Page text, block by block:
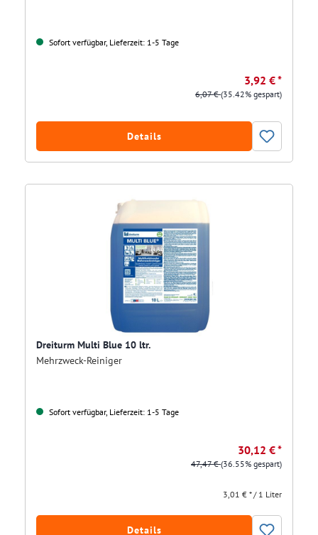
Sofort verfügbar, Lieferzeit: 1-5 Tage
3,92 € *
6,07 €(35.42% gespart)
Details
Dreiturm Multi Blue 10 ltr.
Mehrzweck-Reiniger
Sofort verfügbar, Lieferzeit: 1-5 Tage
30,12 € *
47,47 €(36.55% gespart)
3,01 € * / 1 Liter
Details